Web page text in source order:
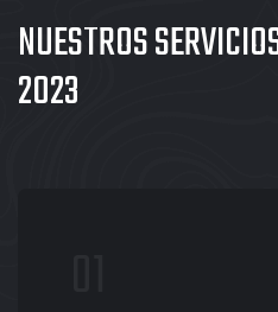
NUESTROS
2023